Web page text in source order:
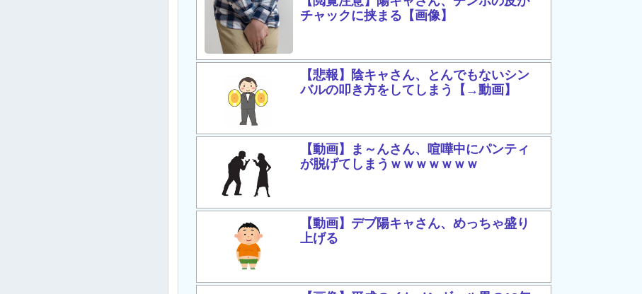
チャックに挟まる【画像】
【悲報】陰キャさん、とんでもないシン
バルの叩き方をしてしまう【→動画】
【動画】ま～んさん、喧嘩中にパンティ
が脱げてしまうｗｗｗｗｗｗｗ
【動画】デブ陽キャさん、めっちゃ盛り
上げる